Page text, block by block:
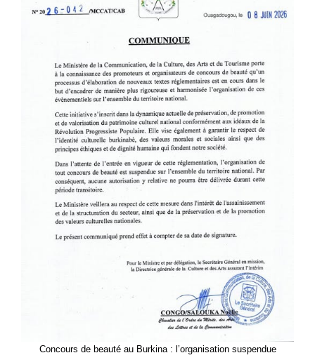
Concours de beauté au Burkina : l’organisation suspendue